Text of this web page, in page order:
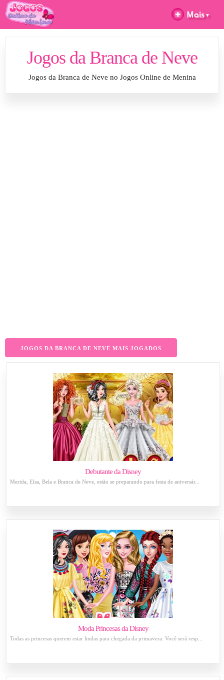
Jogos da Branca de Neve
Jogos da Branca de Neve no Jogos Online de Menina
JOGOS DA BRANCA DE NEVE MAIS JOGADOS
Debutante da Disney
Merida, Elsa, Bela e Branca de Neve, estão se preparando para festa de aniversár...
Moda Princesas da Disney
Todas as princesas querem estar lindas para chegada da primavera. Você será resp...